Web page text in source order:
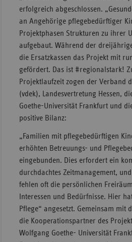
erfolgreich abgeschlossen.
an Angehörige pflegebedürftiger
Projektphasen Strukturen zu ihrer
aufgebaut. Während der
die Ersatzkassen das Projekt mit
gefördert. Das ist #regionalstark!
Projektlaufzeit zogen der Verband
(vdek), Landesvertretung Hessen,
Goethe-Universität Frankfurt und
positive Bilanz:
„Familien mit pflegebedürftigen
erhöhten Betreuungs- und
eingebunden. Dies erfordert ein
durchdachtes Zeitmanagement,
fehlen oft die persönlichen
Interessen und Bedürfnisse. Hier
Pflege“ angesetzt. Gemeinsam mit
die Kooperationspartner des
Wolfgang Goethe- Universität